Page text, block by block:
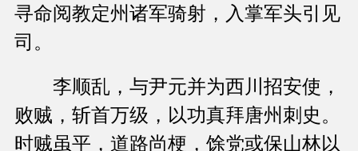
寻命阅教定州诸军骑射，入掌军头引见
司。
李顺乱，与尹元并为西川招安使，
败贼，斩首万级，以功真拜唐州刺史。
时贼虽平，道路尚梗，馀党或保山林以